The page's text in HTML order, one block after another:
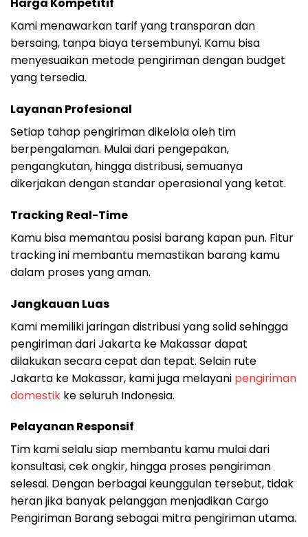
Harga Kompetitif
Kami menawarkan tarif yang transparan dan
bersaing, tanpa biaya tersembunyi. Kamu bisa
menyesuaikan metode pengiriman dengan budget
yang tersedia.
Layanan Profesional
Setiap tahap pengiriman dikelola oleh tim
berpengalaman. Mulai dari pengepakan,
pengangkutan, hingga distribusi, semuanya
dikerjakan dengan standar operasional yang ketat.
Tracking Real-Time
Kamu bisa memantau posisi barang kapan pun. Fitur
tracking ini membantu memastikan barang kamu
dalam proses yang aman.
Jangkauan Luas
Kami memiliki jaringan distribusi yang solid sehingga
pengiriman dari Jakarta ke Makassar dapat
dilakukan secara cepat dan tepat. Selain rute
Jakarta ke Makassar, kami juga melayani pengiriman
domestik ke seluruh Indonesia.
Pelayanan Responsif
Tim kami selalu siap membantu kamu mulai dari
konsultasi, cek ongkir, hingga proses pengiriman
selesai. Dengan berbagai keunggulan tersebut, tidak
heran jika banyak pelanggan menjadikan Cargo
Pengiriman Barang sebagai mitra pengiriman utama.